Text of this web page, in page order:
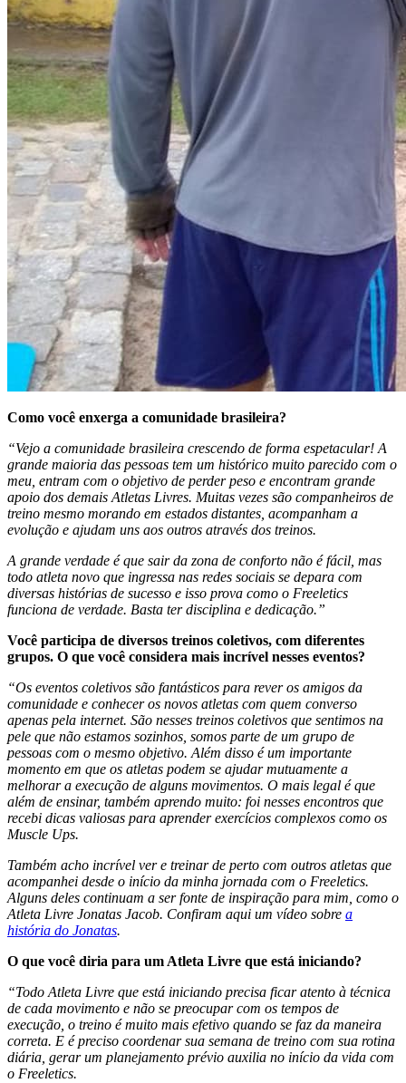
Como você enxerga a comunidade brasileira?
“Vejo a comunidade brasileira crescendo de forma espetacular! A
grande maioria das pessoas tem um histórico muito parecido com o
meu, entram com o objetivo de perder peso e encontram grande
apoio dos demais Atletas Livres. Muitas vezes são companheiros de
treino mesmo morando em estados distantes, acompanham a
evolução e ajudam uns aos outros através dos treinos.
A grande verdade é que sair da zona de conforto não é fácil, mas
todo atleta novo que ingressa nas redes sociais se depara com
diversas histórias de sucesso e isso prova como o Freeletics
funciona de verdade. Basta ter disciplina e dedicação.”
Você participa de diversos treinos coletivos, com diferentes
grupos. O que você considera mais incrível nesses eventos?
“Os eventos coletivos são fantásticos para rever os amigos da
comunidade e conhecer os novos atletas com quem converso
apenas pela internet. São nesses treinos coletivos que sentimos na
pele que não estamos sozinhos, somos parte de um grupo de
pessoas com o mesmo objetivo. Além disso é um importante
momento em que os atletas podem se ajudar mutuamente a
melhorar a execução de alguns movimentos. O mais legal é que
além de ensinar, também aprendo muito: foi nesses encontros que
recebi dicas valiosas para aprender exercícios complexos como os
Muscle Ups.
Também acho incrível ver e treinar de perto com outros atletas que
acompanhei desde o início da minha jornada com o Freeletics.
Alguns deles continuam a ser fonte de inspiração para mim, como o
Atleta Livre Jonatas Jacob. Confiram aqui um vídeo sobre a
história do Jonatas.
O que você diria para um Atleta Livre que está iniciando?
“Todo Atleta Livre que está iniciando precisa ficar atento à técnica
de cada movimento e não se preocupar com os tempos de
execução, o treino é muito mais efetivo quando se faz da maneira
correta. E é preciso coordenar sua semana de treino com sua rotina
diária, gerar um planejamento prévio auxilia no início da vida com
o Freeletics.